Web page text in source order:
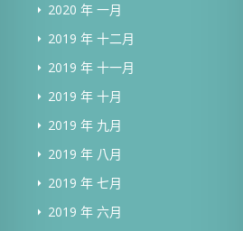
2020 年 一月
2019 年 十二月
2019 年 十一月
2019 年 十月
2019 年 九月
2019 年 八月
2019 年 七月
2019 年 六月